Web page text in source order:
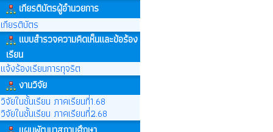
เกียรติบัตรผู้อำนวยการ
เกียรติบัตร
แบบสำรวจความคิดเห็นและข้อร้อง
เรียน
แจ้งร้องเรียนการทุจริต
งานวิจัย
วิจัยในชั้นเรียน ภาคเรียนที่1.68
วิจัยในชั้นเรียน ภาคเรียนที่2.68